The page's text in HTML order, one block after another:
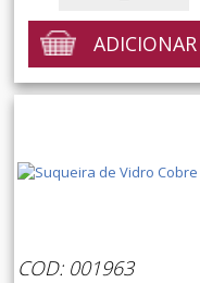
ADICIONAR
COD: 001963